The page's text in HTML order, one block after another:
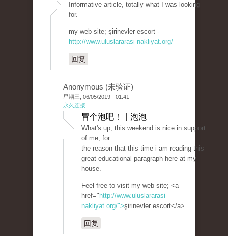
Informative article, totally what I was looking
for.
my web-site; şirinevler escort -
http://www.uluslararasi-nakliyat.org/
回复
Anonymous (未验证)
星期三, 06/05/2019 - 01:41
永久连接
冒个泡吧！ | 泡泡
What's up, this weekend is nice in support
of me, for
the reason that this time i am reading this
great educational paragraph here at my
house.
Feel free to visit my web site; <a
href=" http://www.uluslararasi-
nakliyat.org/">şirinevler escort</a>
回复